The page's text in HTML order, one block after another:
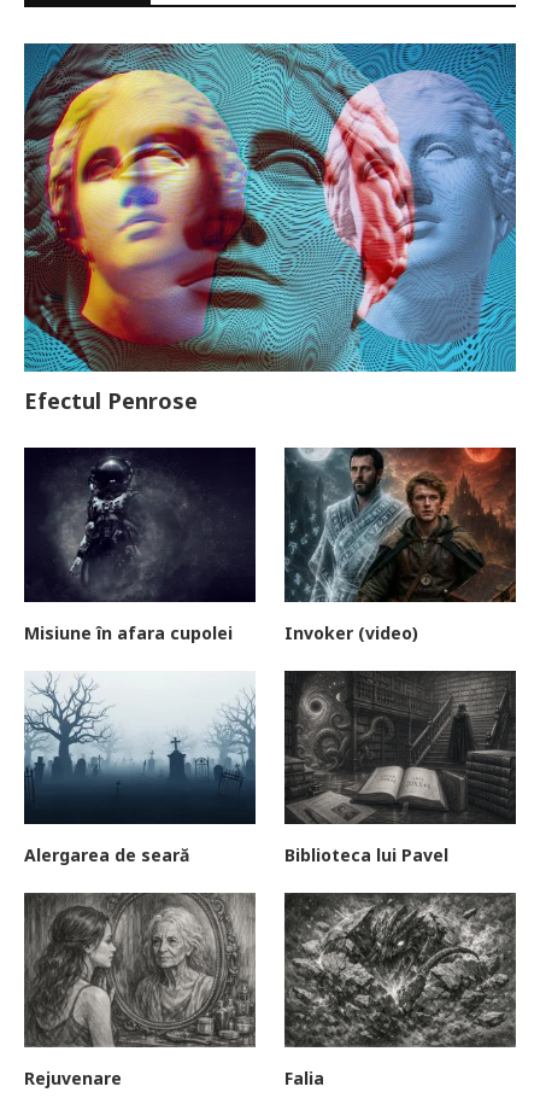
Efectul Penrose
Misiune în afara cupolei Invoker (video)
Alergarea de seară Biblioteca lui Pavel
Rejuvenare Falia